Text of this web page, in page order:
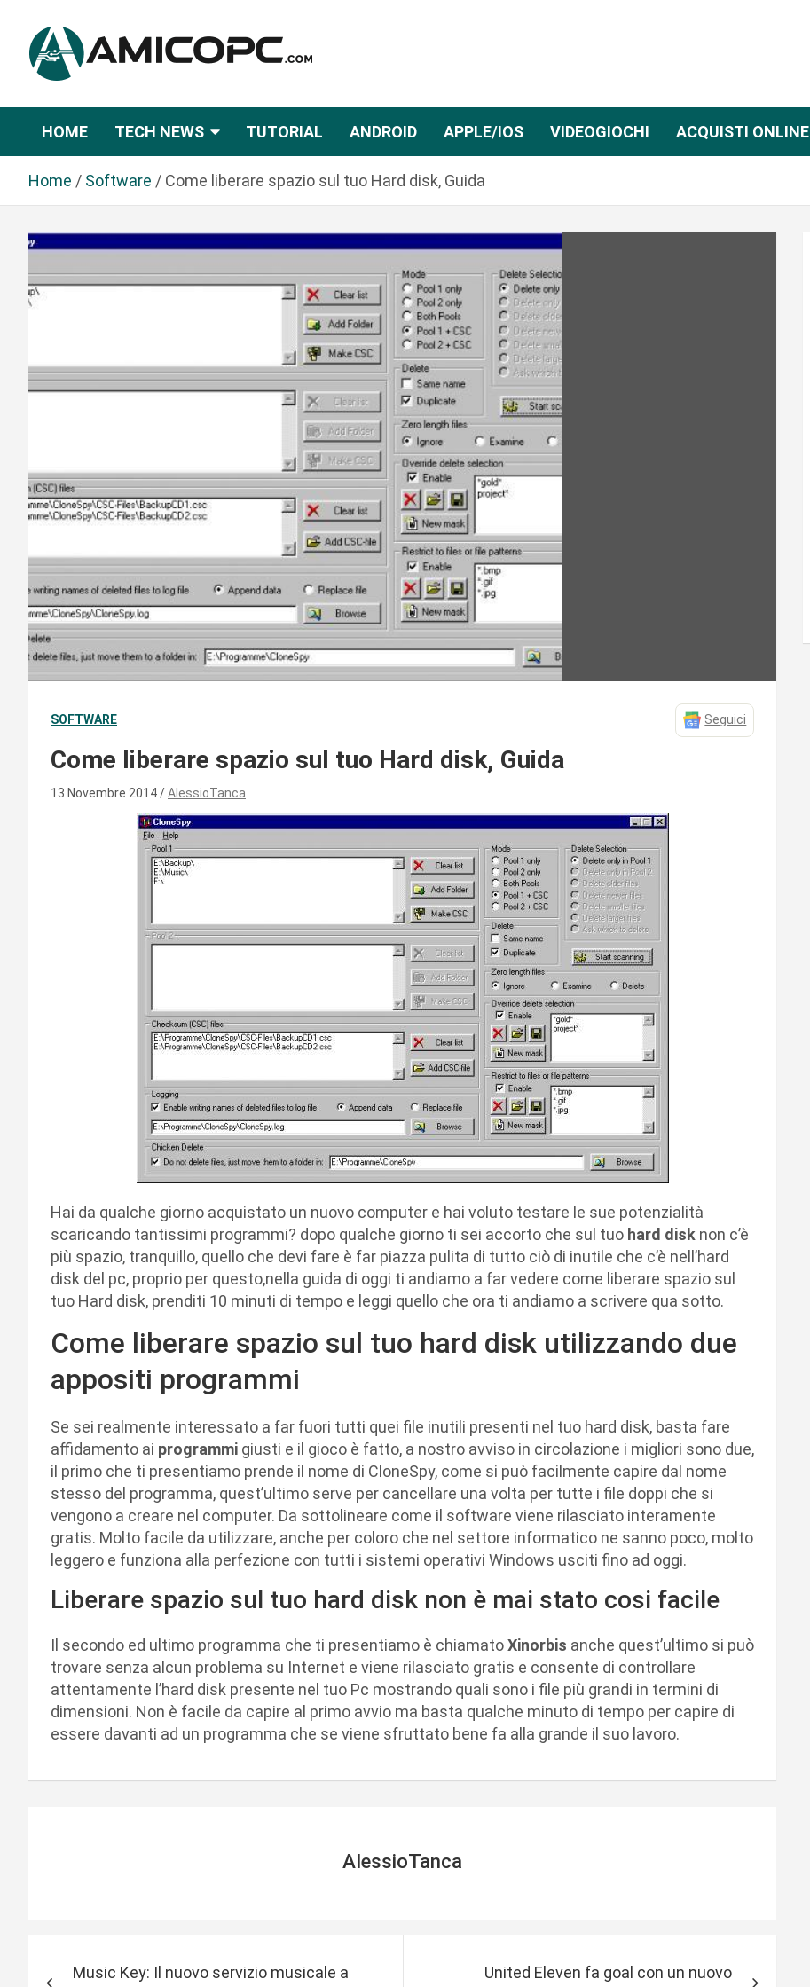
n
Amicopc.com
HOME TECH NEWS TUTORIAL ANDROID APPLE/IOS VIDEOGIOCHI ACQUISTI ONLINE
Home Software Come liberare spazio sul tuo Hard disk, Guida
SOFTWARE Seguici
Come liberare spazio sul tuo Hard disk, Guida
13 Novembre 2014 AlessioTanca
Hai da qualche giorno acquistato un nuovo computer e hai voluto testare le sue potenzialità
scaricando tantissimi programmi? dopo qualche giorno ti sei accorto che sul tuo hard disk non c’è
più spazio, tranquillo, quello che devi fare è far piazza pulita di tutto ciò di inutile che c’è nell’hard
disk del pc, proprio per questo,nella guida di oggi ti andiamo a far vedere come liberare spazio sul
tuo Hard disk, prenditi 10 minuti di tempo e leggi quello che ora ti andiamo a scrivere qua sotto.
Come liberare spazio sul tuo hard disk utilizzando due
appositi programmi
Se sei realmente interessato a far fuori tutti quei file inutili presenti nel tuo hard disk, basta fare
affidamento ai programmi giusti e il gioco è fatto, a nostro avviso in circolazione i migliori sono due,
il primo che ti presentiamo prende il nome di CloneSpy, come si può facilmente capire dal nome
stesso del programma, quest’ultimo serve per cancellare una volta per tutte i file doppi che si
vengono a creare nel computer. Da sottolineare come il software viene rilasciato interamente
gratis. Molto facile da utilizzare, anche per coloro che nel settore informatico ne sanno poco, molto
leggero e funziona alla perfezione con tutti i sistemi operativi Windows usciti fino ad oggi.
Liberare spazio sul tuo hard disk non è mai stato cosi facile
Il secondo ed ultimo programma che ti presentiamo è chiamatoXinorbis anche quest’ultimo si può
trovare senza alcun problema su Internet e viene rilasciato gratis e consente di controllare
attentamente l’hard disk presente nel tuo Pc mostrando quali sono i file più grandi in termini di
dimensioni. Non è facile da capire al primo avvio ma basta qualche minuto di tempo per capire di
essere davanti ad un programma che se viene sfruttato bene fa alla grande il suo lavoro.
AlessioTanca
Music Key: Il nuovo servizio musicale a
United Eleven fa goal con un nuovo